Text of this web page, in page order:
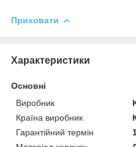
Приховати
Характеристики
Основні
Виробник
Країна виробник
Гарантійний термін